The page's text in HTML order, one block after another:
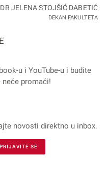
JELENA STOJŠIĆ DABETIĆ
DEKAN FAKULTETA
-u i YouTube-u i budite
promaći!
novosti direktno u inbox.